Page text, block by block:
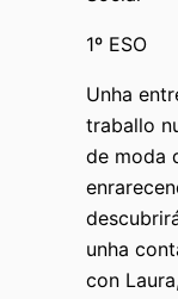
1º ESO
Unha
traballo
de moda
unha
con